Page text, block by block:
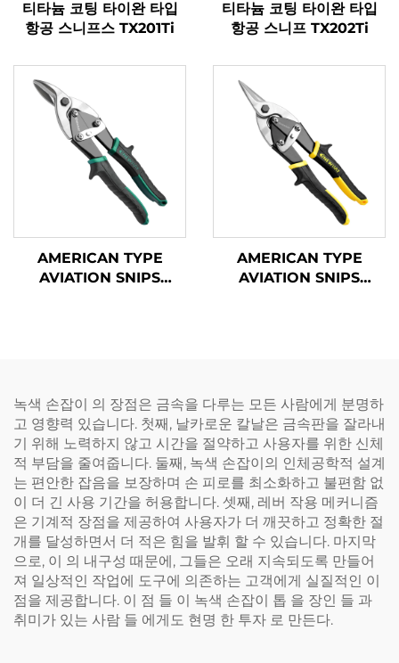
티타늄 코팅 타이완 타입
항공 스니프스 TX201Ti
티타늄 코팅 타이완 타입
항공 스니프 TX202Ti
AMERICAN TYPE
AVIATION SNIPS
AMERICAN TYPE
AVIATION SNIPS
녹색 손잡이 의 장점은 금속을 다루는 모든 사람에게 분명하
고 영향력 있습니다. 첫째, 날카로운 칼날은 금속판을 잘라내
기 위해 노력하지 않고 시간을 절약하고 사용자를 위한 신체
적 부담을 줄여줍니다. 둘째, 녹색 손잡이의 인체공학적 설계
는 편안한 잡음을 보장하며 손 피로를 최소화하고 불편함 없
이 더 긴 사용 기간을 허용합니다. 셋째, 레버 작용 메커니즘
은 기계적 장점을 제공하여 사용자가 더 깨끗하고 정확한 절
개를 달성하면서 더 적은 힘을 발휘 할 수 있습니다. 마지막
으로, 이 의 내구성 때문에, 그들은 오래 지속되도록 만들어
져 일상적인 작업에 도구에 의존하는 고객에게 실질적인 이
점을 제공합니다. 이 점 들 이 녹색 손잡이 톱 을 장인 들 과
취미가 있는 사람 들 에게도 현명 한 투자 로 만든다.